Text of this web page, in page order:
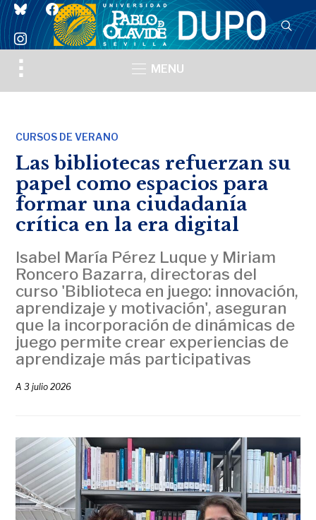
blueskyfacebook
instagram
Toggle
sidebar
MENU
CURSOS DE VERANO
Las bibliotecas refuerzan su
papel como espacios para
formar una ciudadanía
crítica en la era digital
Isabel María Pérez Luque y Miriam
Roncero Bazarra, directoras del
curso 'Biblioteca en juego: innovación,
aprendizaje y motivación', aseguran
que la incorporación de dinámicas de
juego permite crear experiencias de
aprendizaje más participativas
A3 julio 2026